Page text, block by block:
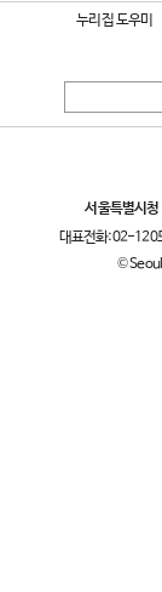
누리집 도우미
서울특별시
대표전화:02-120
©